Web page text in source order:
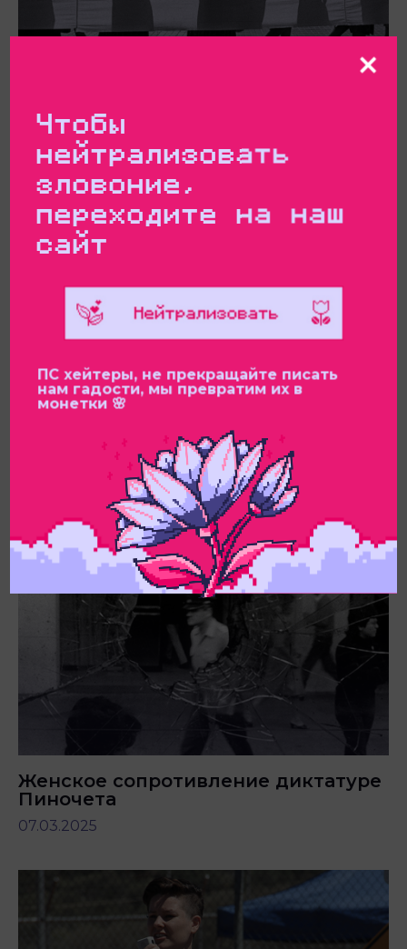
Пропавшие женщины
21.03.2025
История антивоенных кофеен GI
Женское сопротивление диктатуре
Пиночета
07.03.2025
Чтобы
нейтрализовать
зловоние,
переходите на наш
сайт
ПС хейтеры, не прекращайте писать
нам гадости, мы превратим их в
монетки 🌸